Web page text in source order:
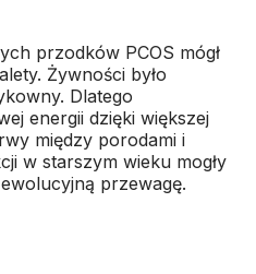
przodków PCOS mógł
Żywności było
Dlatego
energii dzięki większej
między porodami i
w starszym wieku mogły
przewagę.